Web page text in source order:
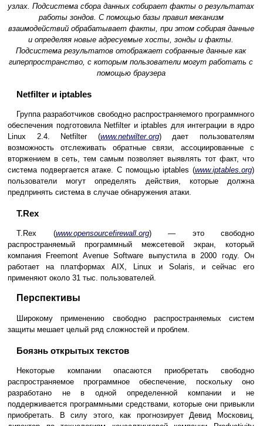
узлах. Подсистема сбора данных собирает факты о результатах
работы зондов. С помощью базы правил механизм
взаимодействий обрабатывает факты, при этом собирая данные
и определяя новые адресуемые хосты, зонды и факты.
Подсистема результатов отображает собранные данные как
гиперпространство, с которым пользователи могут работать с
помощью браузера
Netfilter и iptables
Группа разработчиков свободно распространяемого программного
обеспечения подготовила Netfilter и iptables для интеграции в ядро
Linux 2.4. Netfilter (www.netwilter.org) дает пользователям
возможность отслеживать обратные связи, ассоциированные с
вторжением в сеть, тем самым позволяет выявлять тот факт, что
система подвергается атаке. С помощью iptables (www.iptables.org)
пользователи могут определять действия, которые должна
предпринять система в случае обнаружения атаки.
T.Rex
T.Rex (www.opensourcefirewall.org) — это свободно
распространяемый программный межсетевой экран, который
компания Freemont Avenue Software выпустила в 2000 году. Он
работает на платформах AIX, Linux и Solaris, и сейчас его
применяют около 31 тыс. пользователей.
Перспективы
Широкому применению свободно распространяемых систем
защиты мешает целый ряд сложностей и проблем.
Боязнь открытых текстов
Некоторые компании опасаются приобретать свободно
распространяемое программное обеспечение, поскольку оно
разработано не в одной определенной компании и не
поддерживается программными средствами, которые они привыкли
приобретать. В силу этого, как прогнозирует Девид Московиц,